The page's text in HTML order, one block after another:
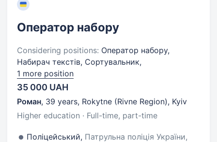
Оператор набору
Considering positions: Оператор набору,
Набирач текстів, Сортувальник,
1 more position
35 000 UAH
Роман, 39 years, Rokytne (Rivne Region), Kyiv
Higher education · Full-time, part-time
Поліцейський, Патрульна поліція України,